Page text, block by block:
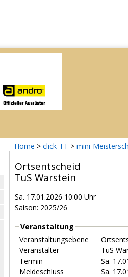
Home > click-TT > mini-
Ortsentscheid
TuS Warstein
Sa. 17.01.2026 10:00 Uhr
Saison: 2025/26
Veranstaltung
Veranstaltungsebene
Veranstalter
TuS
Termin
Sa.
Meldeschluss
Sa.